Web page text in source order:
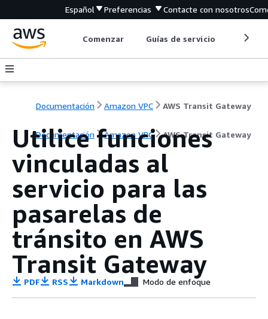
Español Preferencias Contacte con nosotros
Comenzar Guías de servicio
Documentación Amazon VPC AWS Transit Gateway
Documentación Amazon VPC AWS Transit Gateway
Utilice funciones
vinculadas al
servicio para las
pasarelas de
tránsito en AWS
Transit Gateway
PDF RSS Markdown Modo de enfoque